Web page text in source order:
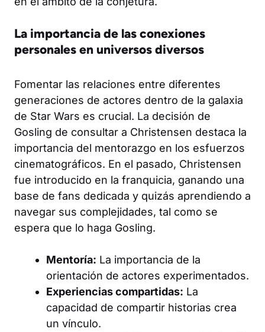
La importancia de las conexiones
personales en universos diversos
Fomentar las relaciones entre diferentes
generaciones de actores dentro de la galaxia
de Star Wars es crucial. La decisión de
Gosling de consultar a Christensen destaca la
importancia del mentorazgo en los esfuerzos
cinematográficos. En el pasado, Christensen
fue introducido en la franquicia, ganando una
base de fans dedicada y quizás aprendiendo a
navegar sus complejidades, tal como se
espera que lo haga Gosling.
Mentoría: La importancia de la
orientación de actores experimentados.
Experiencias compartidas: La
capacidad de compartir historias crea
un vínculo.